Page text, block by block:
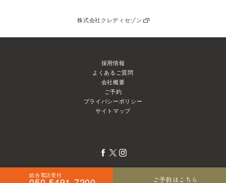
総合電話受付 ご予約はこちら
株式会社クレディセゾン
採用情報
よくあるご質問
会社概要
ご予約
プライバシーポリシー
サイトマップ